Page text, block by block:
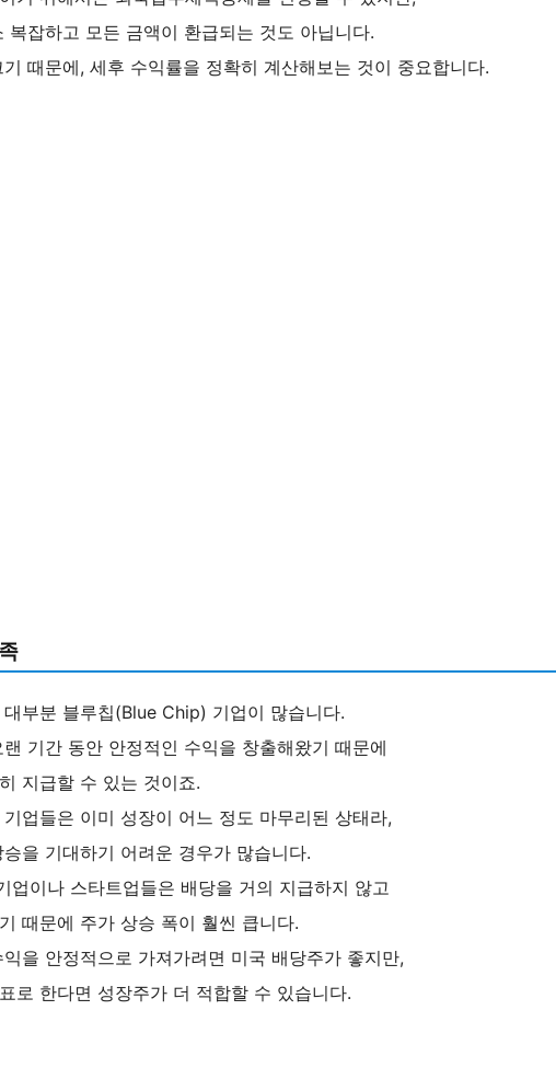
복잡하고 모든 금액이 환급되는 것도 아닙니다.
때문에, 세후 수익률을 정확히 계산해보는 것이 중요합니다.
부분 블루칩(Blue Chip) 기업이 많습니다.
기간 동안 안정적인 수익을 창출해왔기 때문에
지급할 수 있는 것이죠.
업들은 이미 성장이 어느 정도 마무리된 상태라,
을 기대하기 어려운 경우가 많습니다.
업이나 스타트업들은 배당을 거의 지급하지 않고
때문에 주가 상승 폭이 훨씬 큽니다.
을 안정적으로 가져가려면 미국 배당주가 좋지만,
로 한다면 성장주가 더 적합할 수 있습니다.